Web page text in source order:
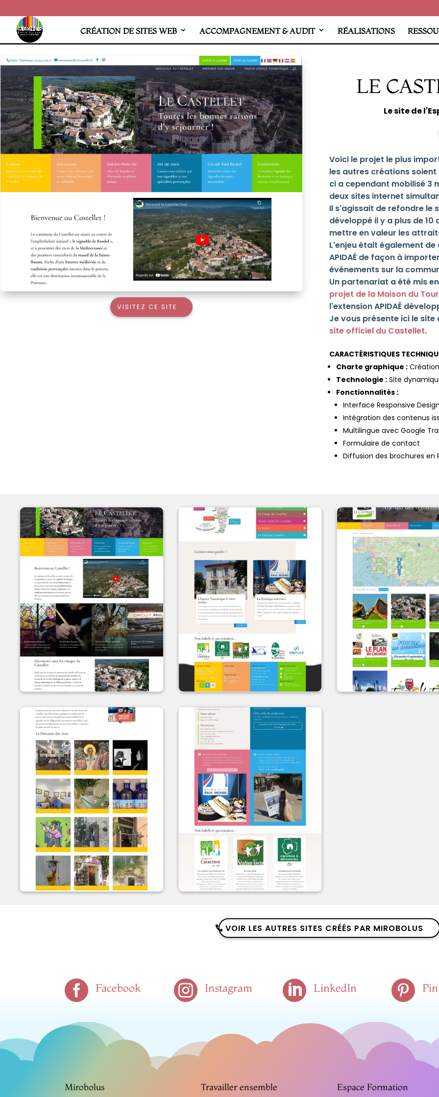
CRÉATION DE SITES WEB ACCOMPAGNEMENT & AUDIT RÉALISATIONS
VISITEZ CE SITE
LE
Le site de
Voici le projet le plus
les autres créations
ci a cependant mobilisé 3
deux sites internet
Il s'agissait de refondre le
développé il y a plus de
mettre en valeur les
L'enjeu était également
APIDAÉ de façon à
événements sur la
Un partenariat a été mis
projet de la Maison du
l'extension APIDAÉ
Je vous présente ici le
site officiel du Castellet.
CARACTÉRISTIQUES
Charte graphique :
Technologie : Site
Fonctionnalités :
Interface Responsive
Intégration des contenus
Multilingue avec Google
Formulaire de contact
Diffusion des brochures en
VOIR LES AUTRES SITES CRÉÉS PAR MIROBOLUS
 Facebook  Instagram  LinkedIn 
Mirobolus Travailler ensemble Espace Formation